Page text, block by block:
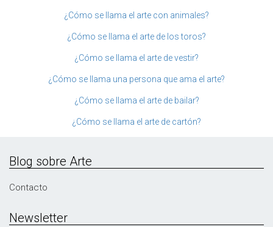
¿Cómo se llama el arte con animales?
¿Cómo se llama el arte de los toros?
¿Cómo se llama el arte de vestir?
¿Cómo se llama una persona que ama el arte?
¿Cómo se llama el arte de bailar?
¿Cómo se llama el arte de cartón?
Blog sobre Arte
Contacto
Newsletter